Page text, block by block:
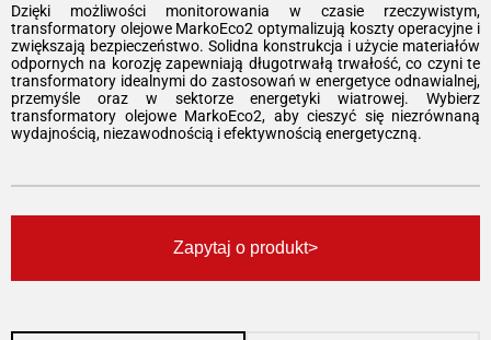
Dzięki możliwości monitorowania w czasie rzeczywistym,
transformatory olejowe MarkoEco2 optymalizują koszty operacyjne i
zwiększają bezpieczeństwo. Solidna konstrukcja i użycie materiałów
odpornych na korozję zapewniają długotrwałą trwałość, co czyni te
transformatory idealnymi do zastosowań w energetyce odnawialnej,
przemyśle oraz w sektorze energetyki wiatrowej. Wybierz
transformatory olejowe MarkoEco2, aby cieszyć się niezrównaną
wydajnością, niezawodnością i efektywnością energetyczną.
Zapytaj o produkt